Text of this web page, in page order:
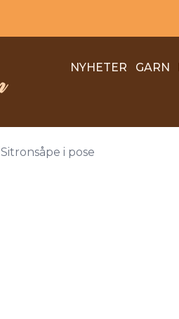
NYHETER GARN
Sitronsåpe i pose